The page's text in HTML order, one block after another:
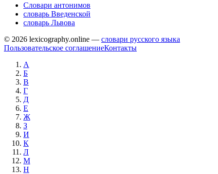
Словари антонимов
словарь Введенской
словарь Львова
© 2026 lexicography.online — словари русского языка
Пользовательское соглашениеКонтакты
А
Б
В
Г
Д
Е
Ж
З
И
К
Л
М
Н